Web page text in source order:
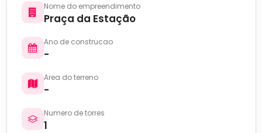
Nome do empreendimento
Praça da Estação
Ano de construcao
-
Area do terreno
-
Numero de torres
1